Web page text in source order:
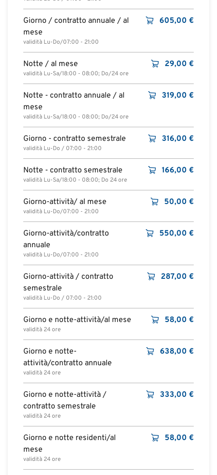
Giorno / contratto annuale / al
mese
validità Lu-Do/07:00 - 21:00
605,00 €
Notte / al mese
validità Lu-Sa/18:00 - 08:00; Do/24 ore
29,00 €
Notte - contratto annuale / al
mese
validità Lu-Sa/18:00 - 08:00; Do/24 ore
319,00 €
Giorno - contratto semestrale
validità Lu-Do / 07:00 - 21:00
316,00 €
Notte - contratto semestrale
validità Lu-Sa/18:00 - 08:00; Do 24 ore
166,00 €
Giorno-attività/ al mese
validità Lu-Do/07:00 - 21:00
50,00 €
Giorno-attività/contratto
annuale
validità Lu-Do/07:00 - 21:00
550,00 €
Giorno-attività / contratto
semestrale
validità Lu-Do / 07:00 - 21:00
287,00 €
Giorno e notte-attività/al mese
validità 24 ore
58,00 €
Giorno e notte-
attività/contratto annuale
validità 24 ore
638,00 €
Giorno e notte-attività /
contratto semestrale
validità 24 ore
333,00 €
Giorno e notte residenti/al
mese
validità 24 ore
58,00 €